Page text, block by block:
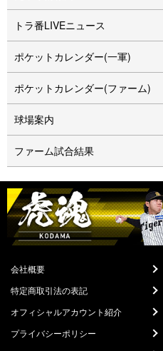
トラ番LIVEニュース
ポケットカレンダー(一軍)
ポケットカレンダー(ファーム)
球場案内
ファーム試合結果
会社概要
特定商取引法の表記
オフィシャルアカウント紹介
プライバシーポリシー